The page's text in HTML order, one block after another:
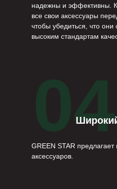
надежны и эффективны.
все свои аксессуары
чтобы убедиться, что они
высоким стандартам
04
GREEN STAR
аксессуаров.